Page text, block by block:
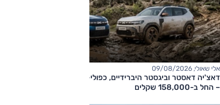
אלי שאולי, 09/08/2026
דאצ'יה דאסטר וביגסטר היברידיים, כפולי-הנעה עם תיבה אוטומטית
– החל ב-158,000 שקלים